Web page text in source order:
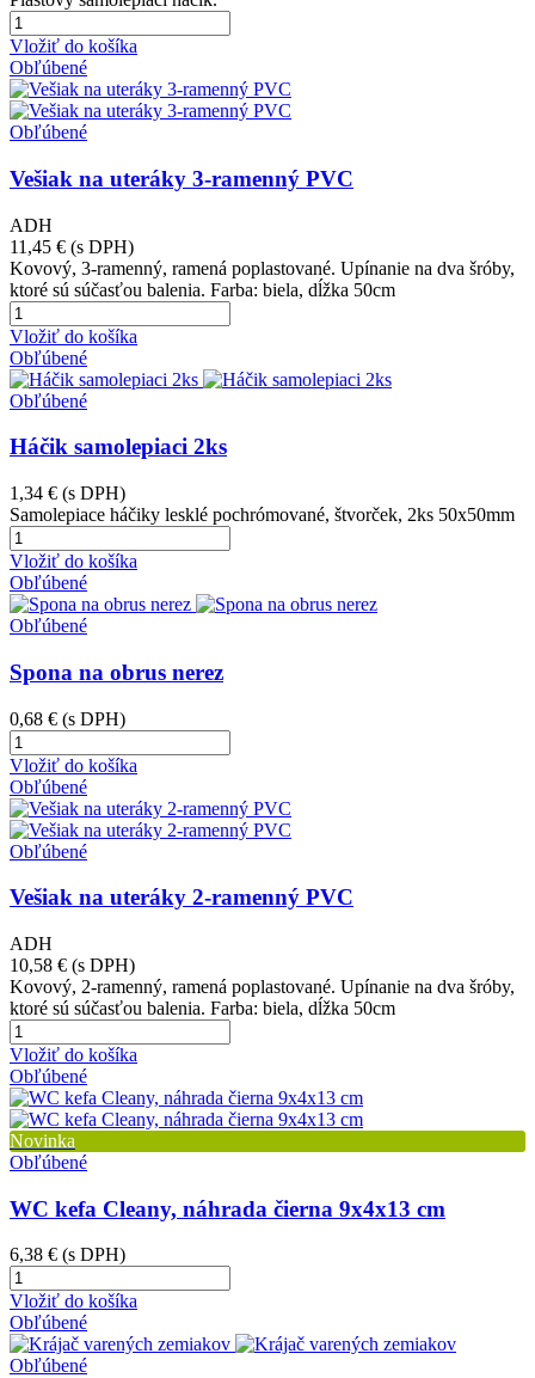
Vložiť do košíka
Obľúbené
Obľúbené
Vešiak na uteráky 3-ramenný PVC
ADH
11,45 € (s DPH)
Kovový, 3-ramenný, ramená poplastované. Upínanie na dva šróby,
ktoré sú súčasťou balenia. Farba: biela, dĺžka 50cm
Vložiť do košíka
Obľúbené
Obľúbené
Háčik samolepiaci 2ks
1,34 € (s DPH)
Samolepiace háčiky lesklé pochrómované, štvorček, 2ks 50x50mm
Vložiť do košíka
Obľúbené
Obľúbené
Spona na obrus nerez
0,68 € (s DPH)
Vložiť do košíka
Obľúbené
Obľúbené
Vešiak na uteráky 2-ramenný PVC
ADH
10,58 € (s DPH)
Kovový, 2-ramenný, ramená poplastované. Upínanie na dva šróby,
ktoré sú súčasťou balenia. Farba: biela, dĺžka 50cm
Vložiť do košíka
Obľúbené
Novinka
Obľúbené
WC kefa Cleany, náhrada čierna 9x4x13 cm
6,38 € (s DPH)
Vložiť do košíka
Obľúbené
Obľúbené